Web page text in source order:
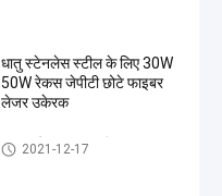
धातु स्टेनलेस स्टील के लिए 30W
50W रेकस जेपीटी छोटे फाइबर
लेजर उकेरक
फाइबर लेजर अंकन मशीन
2021-12-17